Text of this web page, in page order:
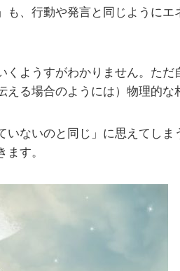
も、行動や発言と同じようにエ
くようすがわかりません。ただ
える場合のようには）物理的な
いないのと同じ」に思えてし
す。